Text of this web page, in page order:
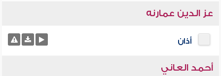
عز الدين عمارنه
أذان
أحمد العاني